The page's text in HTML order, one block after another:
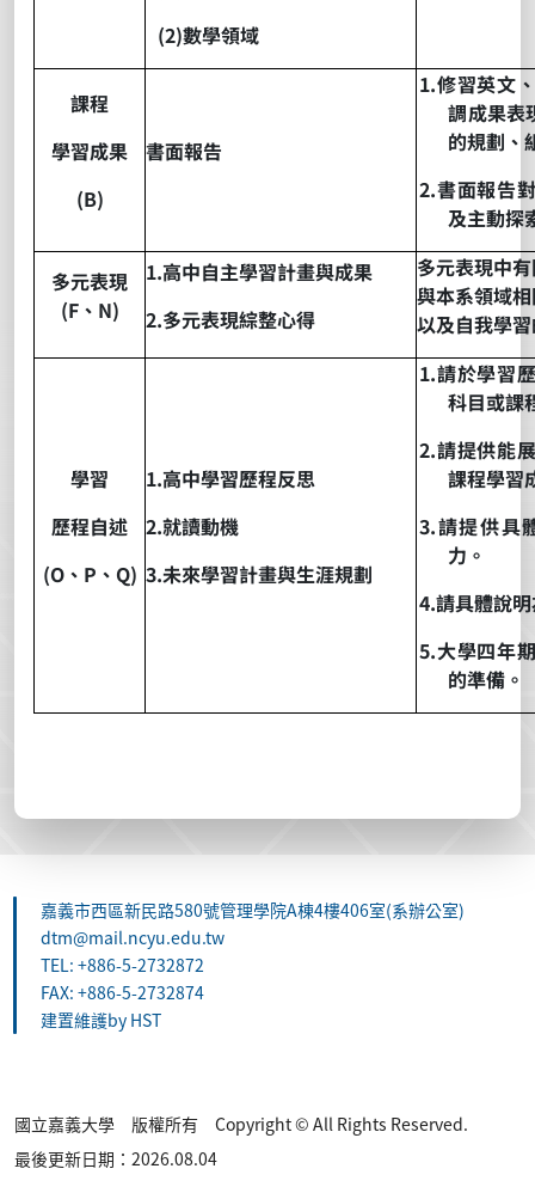
(2)數學領域
課程
學習成果
(B)
書面報告
1.修習英文
調成果表
的規劃、
2.書面報告
及主動探
多元表現
(F、 N)
1.高中自主學習計畫與成果
2.多元表現綜整心得
多元表現中
與本系領域
以及自我學
學習
歷程自述
(O、 P 、 Q)
1.高中學習歷程反思
2.就讀動機
3.未來學習計畫與生涯規劃
1.請於學習
科目或課
2.請提供能
課程學習
3.請提供具
力。
4.請具體說
5.大學四年
的準備。
嘉義市西區新民路580號管理學院A棟4樓406室(系辦公室)
dtm@mail.ncyu.edu.tw
TEL: +886-5-2732872
FAX: +886-5-2732874
建置維護by HST
國立嘉義大學 版權所有 Copyright © All Rights Reserved.
最後更新日期：2026.08.04